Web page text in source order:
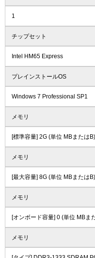
1
チップセット
Intel HM65 Express
プレインストールOS
Windows 7 Professional SP1
メモリ
[標準容量] 2G (単位 MBまたはB)
メモリ
[最大容量] 8G (単位 MBまたはB)
メモリ
[オンボード容量] 0 (単位 MBま
メモリ